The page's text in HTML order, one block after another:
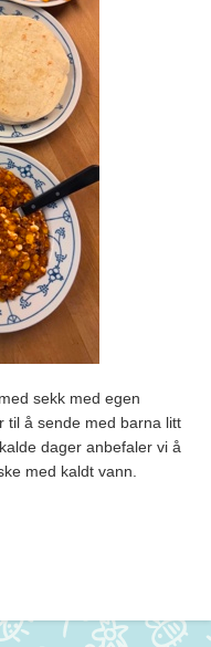
sekk med egen
til å sende med barna litt
dager anbefaler vi å
med kaldt vann.